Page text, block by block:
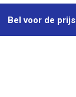
Bel voor de prijs